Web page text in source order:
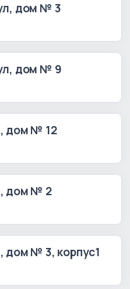
дом № 3
дом № 9
дом № 12
дом № 2
дом № 3, корпус1